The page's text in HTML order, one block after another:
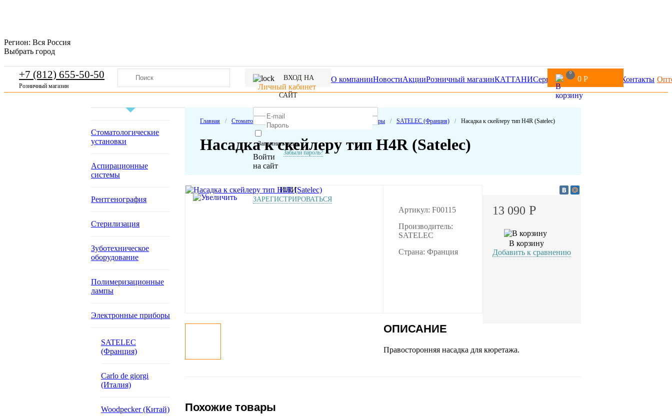
Регион: Вся Россия
Выбрать город
+7 (812) 655-50-50
Розничный магазин Личный кабинет
ВХОД НА
САЙТ
Запомнить меня
Забыли пароль?
Войти
на сайт
ИЛИ
ЗАРЕГИСТРИРОВАТЬСЯ
0
0 Р
О компанииНовостиАкцииРозничный магазинКАТТАНИСервисДоставка и оплата Контакты
Стоматологические
установки
Аспирационные
системы
Рентгенография
Стерилизация
Зуботехническое
оборудование
Полимеризационные
лампы
Электронные приборы
SATELEC
(Франция)
Carlo de giorgi
(Италия)
Woodpecker (Китай)
Главная / Стоматологическое оборудование Электронные приборы / SATELEC (Франция) / Насадка к скейлеру тип H4R (Satelec)
Насадка к скейлеру тип H4R (Satelec)
Артикул: F00115
Производитель:
SATELEC
Страна: Франция
13 090 Р
В корзину
Добавить к сравнению
ОПИСАНИЕ
Правосторонняя насадка для кюретажа.
Похожие товары